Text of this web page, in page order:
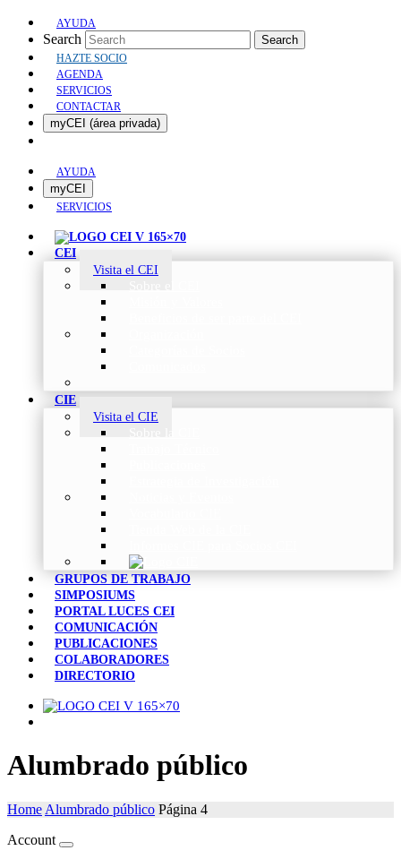
AYUDA
Search Search
HAZTE SOCIO
AGENDA
SERVICIOS
CONTACTAR
myCEI (área privada)
AYUDA
myCEI
SERVICIOS
CEI
Visita el CEI
CIE
Visita el CIE
GRUPOS DE TRABAJO
SIMPOSIUMS
PORTAL LUCES CEI
COMUNICACIÓN
PUBLICACIONES
COLABORADORES
DIRECTORIO
Alumbrado público
Home Alumbrado público Página 4
Account